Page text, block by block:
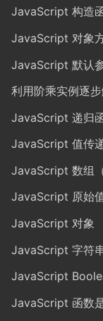
JavaScript 构造
JavaScript 对象
JavaScript 默认
利用阶乘实例逐
JavaScript 递归
JavaScript 值传
JavaScript 数组
JavaScript 原始
JavaScript 对象
JavaScript 字符
JavaScript
JavaScript 函数